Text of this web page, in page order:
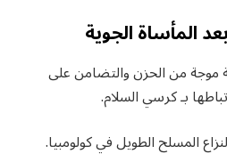
المأساة الجوية
موجة من الحزن والتضامن على
بـ كرسي السلام.
المسلح الطويل في كولومبيا.